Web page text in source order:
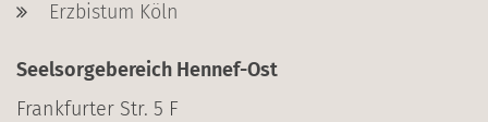
Erzbistum Köln
Seelsorgebereich Hennef-Ost
Frankfurter Str. 5 F